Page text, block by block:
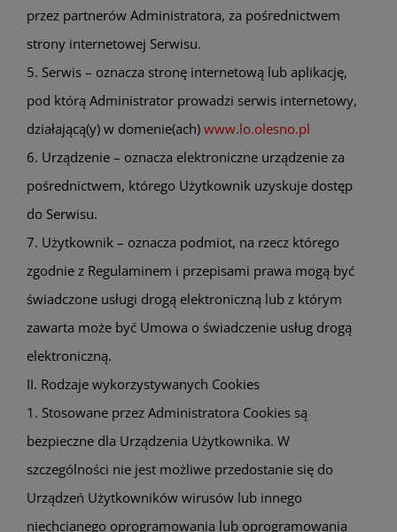
przez partnerów Administratora, za pośrednictwem
strony internetowej Serwisu.
5. Serwis – oznacza stronę internetową lub aplikację,
pod którą Administrator prowadzi serwis internetowy,
działającą(y) w domenie(ach) www.lo.olesno.pl
6. Urządzenie – oznacza elektroniczne urządzenie za
pośrednictwem, którego Użytkownik uzyskuje dostęp
do Serwisu.
7. Użytkownik – oznacza podmiot, na rzecz którego
zgodnie z Regulaminem i przepisami prawa mogą być
świadczone usługi drogą elektroniczną lub z którym
zawarta może być Umowa o świadczenie usług drogą
elektroniczną.
II. Rodzaje wykorzystywanych Cookies
1. Stosowane przez Administratora Cookies są
bezpieczne dla Urządzenia Użytkownika. W
szczególności nie jest możliwe przedostanie się do
Urządzeń Użytkowników wirusów lub innego
niechcianego oprogramowania lub oprogramowania